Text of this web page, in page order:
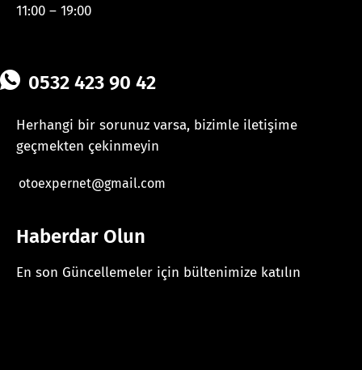
11:00 – 19:00
0532 423 90 42
Herhangi bir sorunuz varsa, bizimle iletişime
geçmekten çekinmeyin
otoexpernet@gmail.com
Haberdar Olun
En son Güncellemeler için bültenimize katılın